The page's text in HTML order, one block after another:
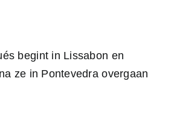
begint in Lissabon en
ze in Pontevedra overgaan